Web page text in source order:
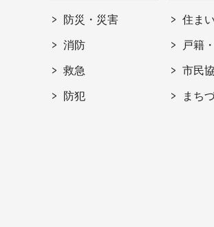
防災・災害
消防
救急
防犯
住ま
戸籍
市民
まち